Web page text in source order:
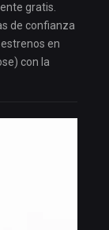
gratis.
de confianza
en
con la